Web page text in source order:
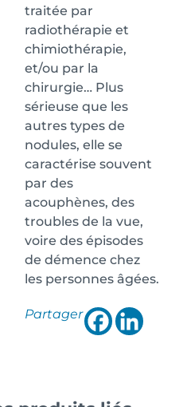
traitée par
radiothérapie et
chimiothérapie,
et/ou par la
chirurgie… Plus
sérieuse que les
autres types de
nodules, elle se
caractérise souvent
par des
acouphènes, des
troubles de la vue,
voire des épisodes
de démence chez
les personnes âgées.
Partager